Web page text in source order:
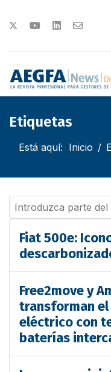
Etiquetas
Está aquí: Inicio
Introduzca parte del
Fiat 500e:
Free2move y
transforman
eléctrico con
baterías